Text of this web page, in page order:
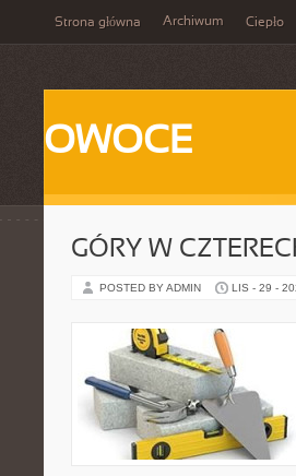
Strona główna Archiwum Ciepło
OWOCE
GÓRY W
POSTED BY ADMIN LIS - 29 -